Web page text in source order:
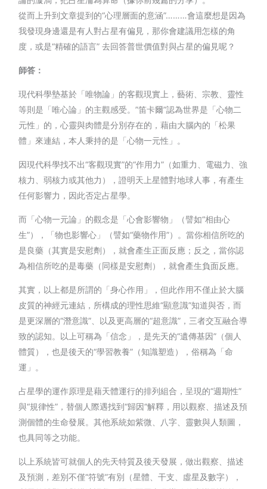
從而上升到文章提到的“心理層面的意涵”………會這麼想是因為
我發現身邊還是有人對占星有偏見，那你會建議用怎樣的角
度，或是“精確的語言” 去回答普世價值對與占星的偏見呢？
師答：
現代科學墊基於「唯物論」的客觀現實上，藝術、宗教、靈性
等則是「唯心論」的主觀感受。”笛卡爾”認為世界是「心物二
元性」的，心靈與肉體是分別存在的，藉由大腦內的「松果
體」來連結，本人秉持的是「心物一元性」。
因現代科學找不出“客觀現實”的“作用力”（如重力、電磁力、強
核力、弱核力或其他力），證明天上星體對地球人事，有產生
任何影響力，因此否定占星學。
而「心物一元論」的觀念是「心會影響物」（譬如“相由心
生”），「物也影響心」（譬如“藥物作用”）。當你相信所吃的
是良藥（其實是安慰劑），就會產生正面反應；反之，當你認
為相信所吃的是毒藥（同樣是安慰劑），就會產生負面反應。
其實，以上都是所謂的「身心作用」，但此作用不僅止於大腦
皮質的神經元連結，所構成的理性思維“顯意識”知道與否，而
是更深層的“潛意識”、以及更高層的“超意識”，三者交互融合導
致的認知。以上可稱為「信念」，是先天的“遺傳基因”（個人
體質），也是後天的“學習教養”（知識塑造），俗稱為「命
運」。
占星學的運作原理是藉天體運行的排列組合，呈現的“週期性”
與“規律性”，替個人際遇找到“歸因“解釋，用以觀察、描述及預
測個體的生命發展。其他系統如紫微、八字、靈數與人類圖，
也具同等之功能。
以上系統皆可就個人的先天特質及後天發展，做出觀察、描述
及預測，差別不僅“符號”有別（星體、干支、虛星及數字），